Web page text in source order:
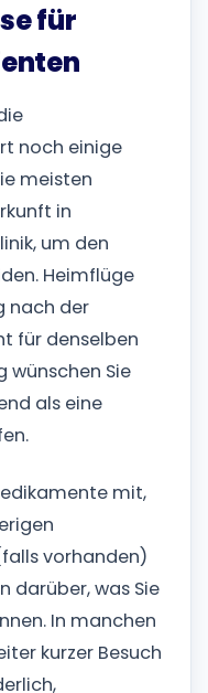
für
noch einige
meisten
in
um den
Heimflüge
nach der
für denselben
wünschen Sie
als eine
mit,
vorhanden)
darüber, was Sie
In manchen
kurzer Besuch